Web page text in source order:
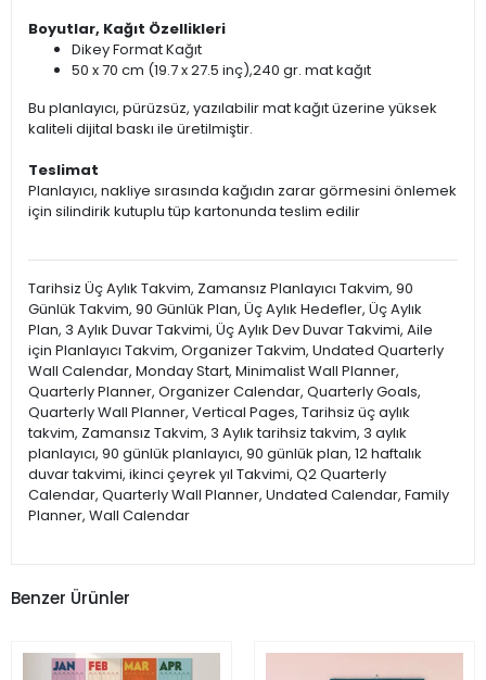
Boyutlar, Kağıt Özellikleri
Dikey Format Kağıt
50 x 70 cm (19.7 x 27.5 inç),240 gr. mat kağıt
Bu planlayıcı, pürüzsüz, yazılabilir mat kağıt üzerine yüksek
kaliteli dijital baskı ile üretilmiştir.
Teslimat
Planlayıcı, nakliye sırasında kağıdın zarar görmesini önlemek
için silindirik kutuplu tüp kartonunda teslim edilir
Tarihsiz Üç Aylık Takvim, Zamansız Planlayıcı Takvim, 90
Günlük Takvim, 90 Günlük Plan, Üç Aylık Hedefler, Üç Aylık
Plan, 3 Aylık Duvar Takvimi, Üç Aylık Dev Duvar Takvimi, Aile
için Planlayıcı Takvim, Organizer Takvim, Undated Quarterly
Wall Calendar, Monday Start, Minimalist Wall Planner,
Quarterly Planner, Organizer Calendar, Quarterly Goals,
Quarterly Wall Planner, Vertical Pages, Tarihsiz üç aylık
takvim, Zamansız Takvim, 3 Aylık tarihsiz takvim, 3 aylık
planlayıcı, 90 günlük planlayıcı, 90 günlük plan, 12 haftalık
duvar takvimi, ikinci çeyrek yıl Takvimi, Q2 Quarterly
Calendar, Quarterly Wall Planner, Undated Calendar, Family
Planner, Wall Calendar
Benzer Ürünler